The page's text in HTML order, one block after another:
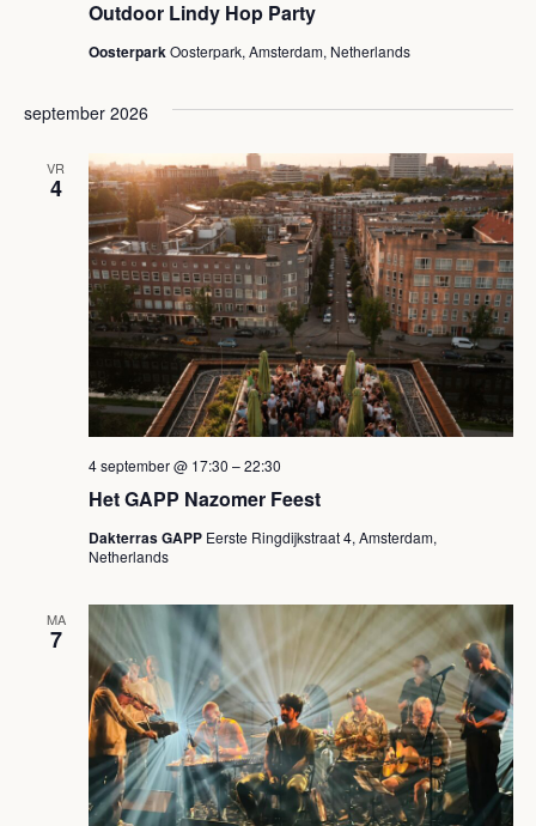
k
e
n
e
n
w
e
e
e
v
e
n
n
a
n
a
v
i
g
a
t
Outdoor Lindy Hop Party
OosterparkOosterpark, Amsterdam, Netherlands
september 2026
VR
4
Het GAPP Nazomer Feest
4 september @ 17:30 –22:30
Dakterras GAPP Eerste Ringdijkstraat 4, Amsterdam,
Netherlands
MA
7